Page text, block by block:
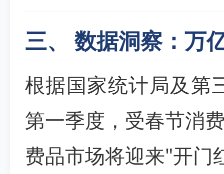
三、 数据洞察：万
根据国家统计局及第
第一季度，受春节消
费品市场将迎来"开门